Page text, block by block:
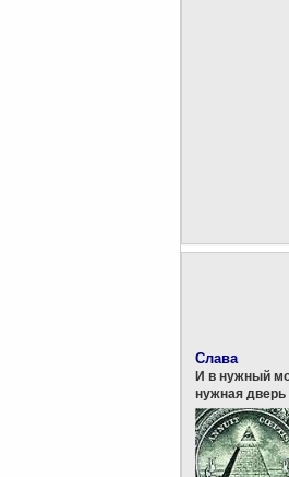
Слава
И в нужный
нужная дверь